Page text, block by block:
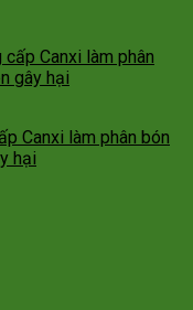
Canxi làm phân bón
hại